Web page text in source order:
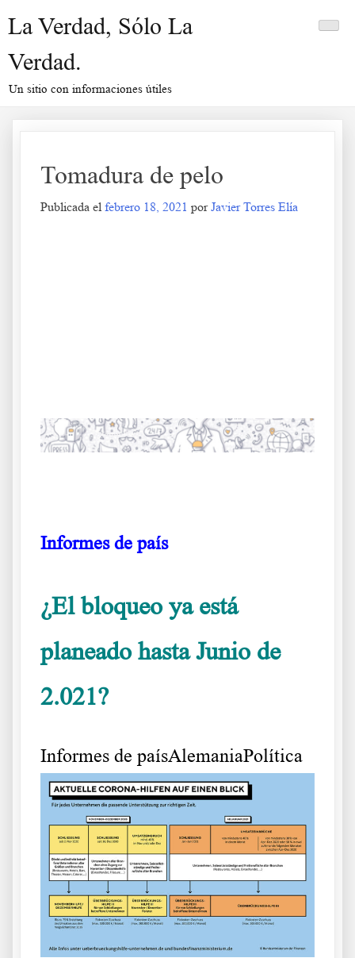
La Verdad, Sólo La
Verdad.
Un sitio con informaciones útiles
Tomadura de pelo
Publicada el febrero 18, 2021 porJavier Torres Elía
Informes de país
¿El bloqueo ya está
planeado hasta Junio de
2.021?
Informes de paísAlemaniaPolítica